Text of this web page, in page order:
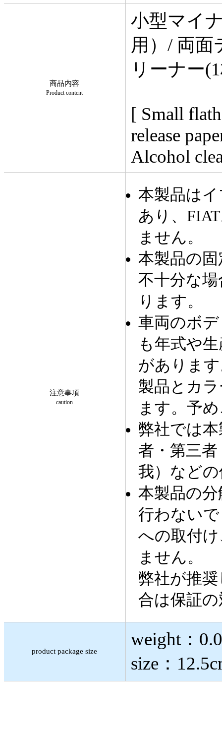
商品内容
Product content
小型マイ
用）/ 両面
リーナー
[ Small
release
Alcohol
注意事項
caution
本製品は
あり、
ません。
本製品の
不十分な
ります。
車両のボ
も年式や
がありま
製品とカ
ます。予
弊社では
者・第三
我）など
本製品の
行わない
への取付
ません。
弊社が推
合は保証
product package size
weight：
size：